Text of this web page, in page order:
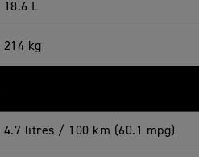
18.6 L
214 kg
4.7 litres / 100 km (60.1 mpg)